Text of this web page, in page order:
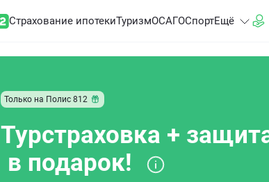
Страхование ипотекиТуризмОСАГОСпортЕщё
Только на Полис 812
Турстраховка +
в подарок!